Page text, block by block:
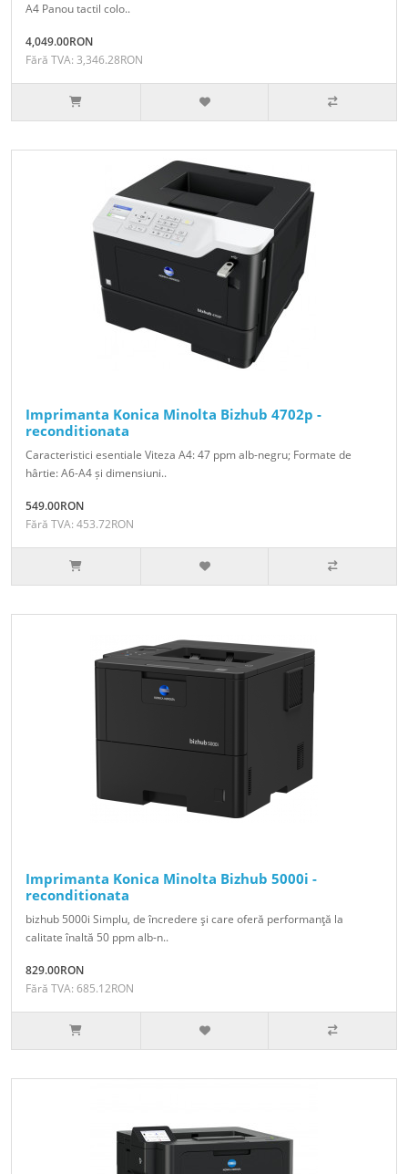
A4 Panou tactil colo..
4,049.00RON
Fără TVA: 3,346.28RON
Imprimanta Konica Minolta Bizhub 4702p -
reconditionata
Caracteristici esentiale Viteza A4: 47 ppm alb-negru; Formate de
hârtie: A6-A4 și dimensiuni..
549.00RON
Fără TVA: 453.72RON
Imprimanta Konica Minolta Bizhub 5000i -
reconditionata
bizhub 5000i Simplu, de încredere şi care oferă performanţă la
calitate înaltă 50 ppm alb-n..
829.00RON
Fără TVA: 685.12RON